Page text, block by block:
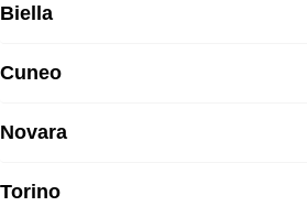
Biella
Cuneo
Novara
Torino